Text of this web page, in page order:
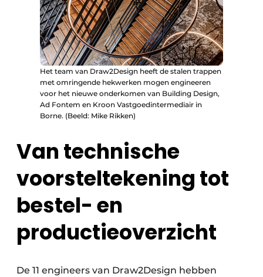
Het team van Draw2Design heeft de stalen trappen
met omringende hekwerken mogen engineeren
voor het nieuwe onderkomen van Building Design,
Ad Fontem en Kroon Vastgoedintermediair in
Borne. (Beeld: Mike Rikken)
Van technische
voorsteltekening tot
bestel- en
productieoverzicht
De 11 engineers van Draw2Design hebben